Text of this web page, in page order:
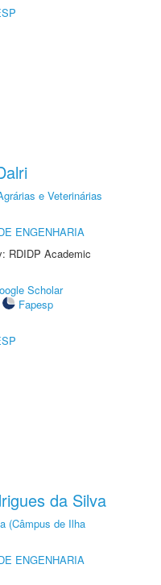
e Veterinárias
ENGENHARIA
RDIDP Academic
Scholar
Fapesp
da Silva
(Câmpus de Ilha
ENGENHARIA